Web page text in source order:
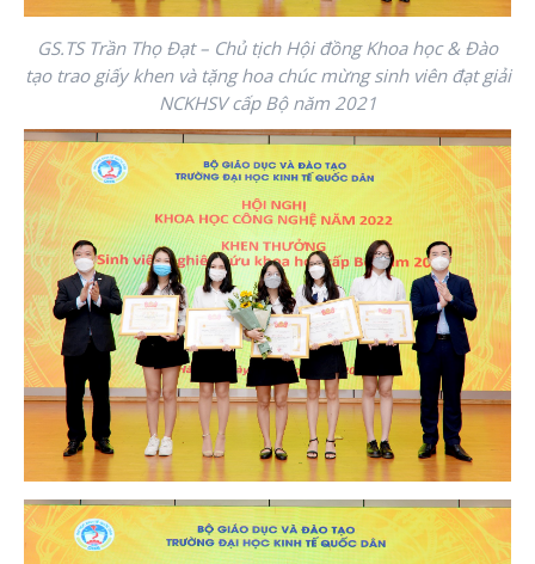
GS.TS Trần Thọ Đạt – Chủ tịch Hội đồng Khoa học & Đào
tạo trao giấy khen và tặng hoa chúc mừng sinh viên đạt giải
NCKHSV cấp Bộ năm 2021